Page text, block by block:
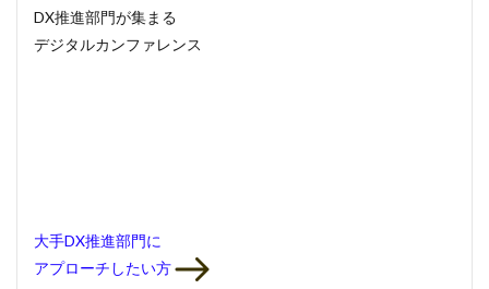
DX推進部門が集まる
デジタルカンファレンス
大手DX推進部門に
アプローチしたい方